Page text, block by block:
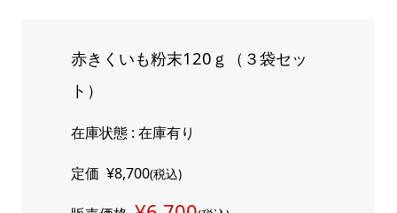
赤きくいも粉末120ｇ（３袋セッ
ト）
在庫状態 : 在庫有り
定価 ¥8,700(税込)